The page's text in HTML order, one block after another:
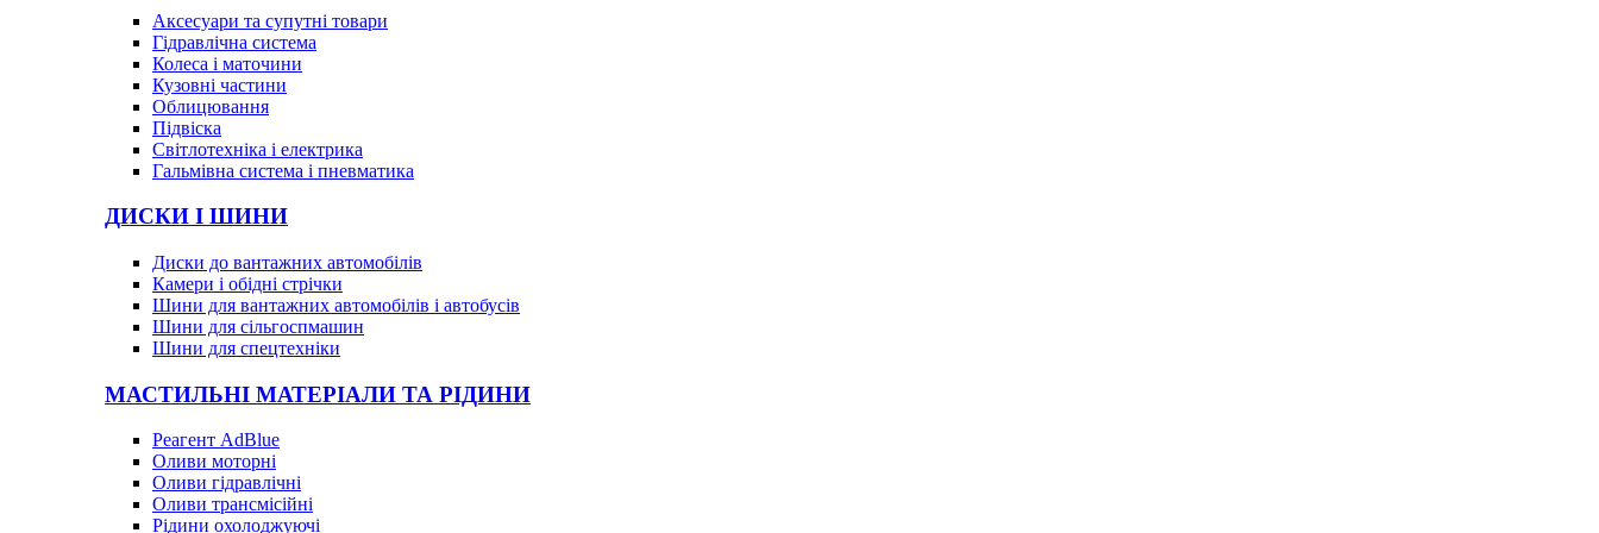
Аксесуари та супутні товари
Гідравлічна система
Колеса і маточини
Кузовні частини
Облицювання
Підвіска
Світлотехніка і електрика
Гальмівна система і пневматика
ДИСКИ І ШИНИ
Диски до вантажних автомобілів
Камери і обідні стрічки
Шини для вантажних автомобілів і автобусів
Шини для сільгоспмашин
Шини для спецтехніки
МАСТИЛЬНІ МАТЕРІАЛИ ТА РІДИНИ
Реагент AdBlue
Оливи моторні
Оливи гідравлічні
Оливи трансмісійні
Рідини охолоджуючі